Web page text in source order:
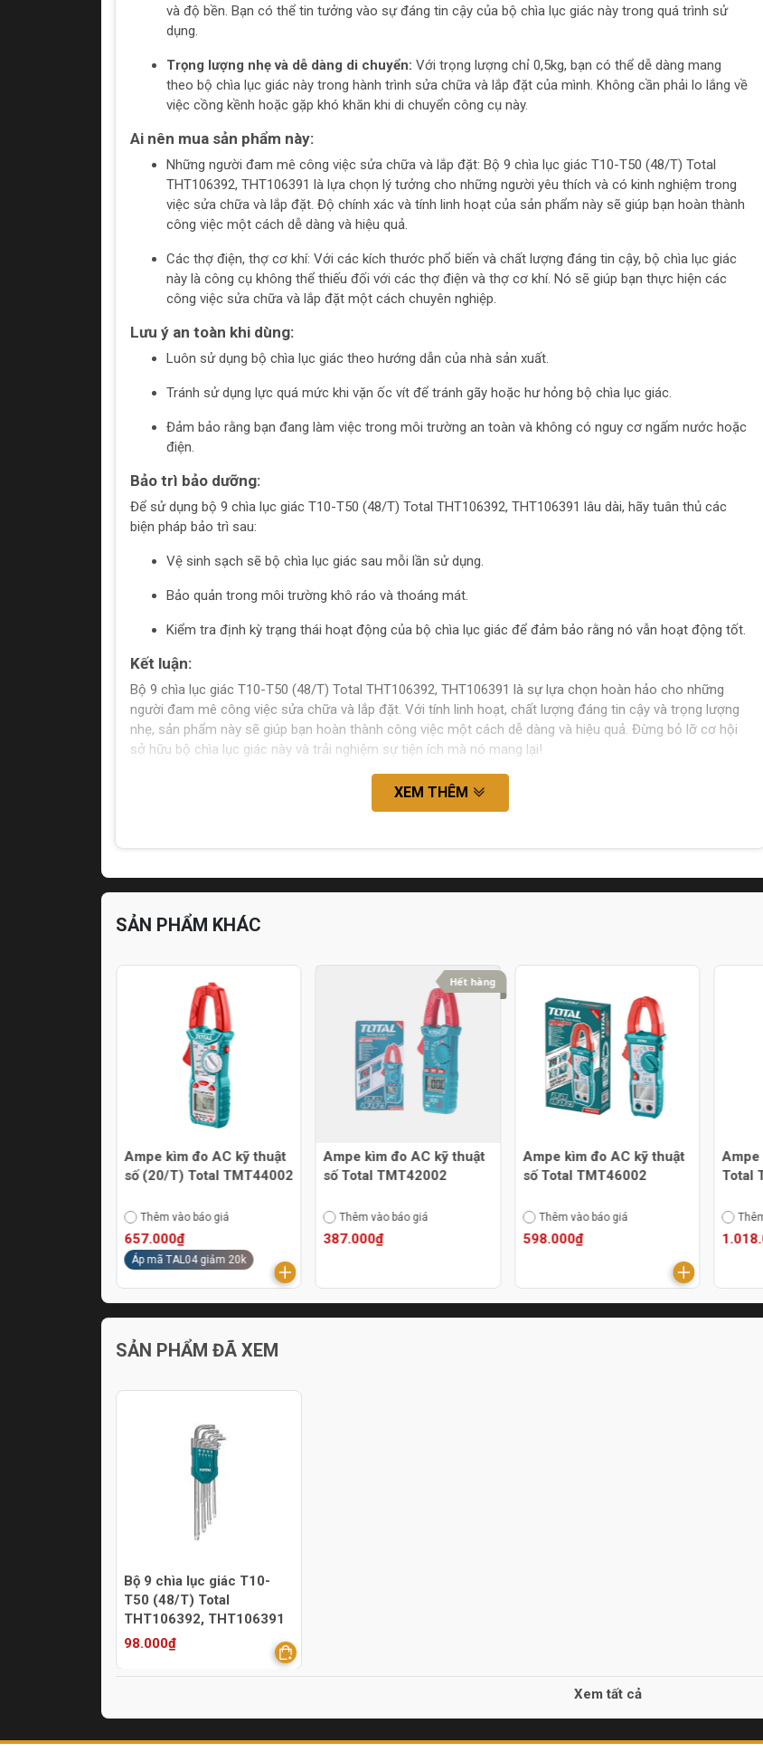
và độ bền. Bạn có thể tin tưởng vào sự đáng tin cậy của bộ chìa lục giác này trong quá trình sử
dụng.
Trọng lượng nhẹ và dễ dàng di chuyển: Với trọng lượng chỉ 0,5kg, bạn có thể dễ dàng mang
theo bộ chìa lục giác này trong hành trình sửa chữa và lắp đặt của mình. Không cần phải lo lắng về
việc cồng kềnh hoặc gặp khó khăn khi di chuyển công cụ này.
Ai nên mua sản phẩm này:
Những người đam mê công việc sửa chữa và lắp đặt: Bộ 9 chìa lục giác T10-T50 (48/T) Total
THT106392, THT106391 là lựa chọn lý tưởng cho những người yêu thích và có kinh nghiệm trong
việc sửa chữa và lắp đặt. Độ chính xác và tính linh hoạt của sản phẩm này sẽ giúp bạn hoàn thành
công việc một cách dễ dàng và hiệu quả.
Các thợ điện, thợ cơ khí: Với các kích thước phổ biến và chất lượng đáng tin cậy, bộ chìa lục giác
này là công cụ không thể thiếu đối với các thợ điện và thợ cơ khí. Nó sẽ giúp bạn thực hiện các
công việc sửa chữa và lắp đặt một cách chuyên nghiệp.
Lưu ý an toàn khi dùng:
Luôn sử dụng bộ chìa lục giác theo hướng dẫn của nhà sản xuất.
Tránh sử dụng lực quá mức khi vặn ốc vít để tránh gãy hoặc hư hỏng bộ chìa lục giác.
Đảm bảo rằng bạn đang làm việc trong môi trường an toàn và không có nguy cơ ngấm nước hoặc
điện.
Bảo trì bảo dưỡng:
Để sử dụng bộ 9 chìa lục giác T10-T50 (48/T) Total THT106392, THT106391 lâu dài, hãy tuân thủ các
biện pháp bảo trì sau:
Vệ sinh sạch sẽ bộ chìa lục giác sau mỗi lần sử dụng.
Bảo quản trong môi trường khô ráo và thoáng mát.
Kiểm tra định kỳ trạng thái hoạt động của bộ chìa lục giác để đảm bảo rằng nó vẫn hoạt động tốt.
Kết luận:
Bộ 9 chìa lục giác T10-T50 (48/T) Total THT106392, THT106391 là sự lựa chọn hoàn hảo cho những
người đam mê công việc sửa chữa và lắp đặt. Với tính linh hoạt, chất lượng đáng tin cậy và trọng lượng
nhẹ, sản phẩm này sẽ giúp bạn hoàn thành công việc một cách dễ dàng và hiệu quả. Đừng bỏ lỡ cơ hội
sở hữu bộ chìa lục giác này và trải nghiệm sự tiện ích mà nó mang lại!
XEM THÊM
SẢN PHẨM KHÁC
Ampe kìm đo AC kỹ thuật
số (20/T) Total TMT44002
Thêm vào báo giá
657.000₫
Áp mã TAL04 giảm 20k
Hết hàng
Ampe kìm đo AC kỹ thuật
số Total TMT42002
Thêm vào báo giá
387.000₫
Ampe kìm đo AC kỹ thuật
số Total TMT46002
Thêm vào báo giá
598.000₫
Ampe
Total
SẢN PHẨM ĐÃ XEM
Bộ 9 chìa lục giác T10-
T50 (48/T) Total
THT106392, THT106391
98.000₫
Xem tất cả